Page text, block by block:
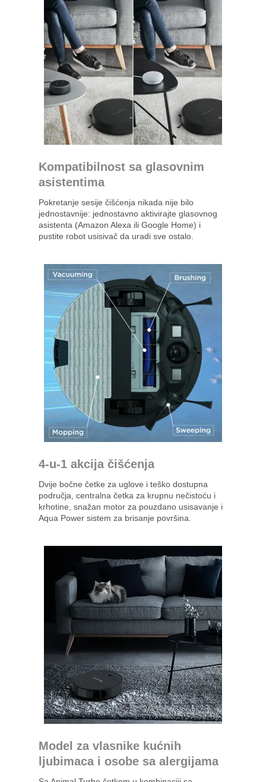
Kompatibilnost sa glasovnim
asistentima
Pokretanje sesije čišćenja nikada nije bilo
jednostavnije: jednostavno aktivirajte glasovnog
asistenta (Amazon Alexa ili Google Home) i
pustite robot usisivač da uradi sve ostalo.
4-u-1 akcija čišćenja
Dvije bočne četke za uglove i teško dostupna
područja, centralna četka za krupnu nečistoću i
krhotine, snažan motor za pouzdano usisavanje i
Aqua Power sistem za brisanje površina.
Model za vlasnike kućnih
ljubimaca i osobe sa alergijama